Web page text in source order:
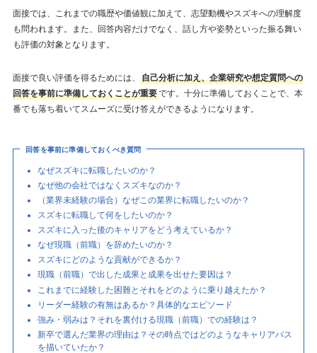
面接では、これまでの職歴や価値観に加えて、志望動機やスズキへの理解度
も問われます。また、回答内容だけでなく、話し方や姿勢といった振る舞い
も評価の対象となります。
面接で良い評価を得るためには、
自己分析に加え、企業研究や想定質問への
回答を事前に準備しておくことが重要です。十分に準備しておくことで、本
番でも落ち着いてスムーズに受け答えができるようになります。
回答を事前に準備しておくべき質問
なぜスズキに転職したいのか？
なぜ他の会社ではなくスズキなのか？
（業界未経験の場合）なぜこの業界に転職したいのか？
スズキに転職して何をしたいのか？
スズキに入った後のキャリアをどう考えているか？
なぜ現職（前職）を辞めたいのか？
スズキにどのような貢献ができるか？
現職（前職）で出した成果と成果を出せた要因は？
これまでに経験した困難とそれをどのように乗り越えたか？
リーダー経験の有無はあるか？具体的なエピソード
強み・弱みは？それを裏付ける現職（前職）での経験は？
新卒で選んだ業界の理由は？その時点ではどのようなキャリアパス
を描いていたか？